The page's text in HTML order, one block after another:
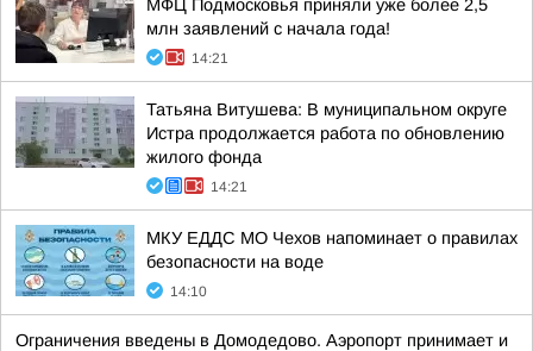
МФЦ Подмосковья приняли уже более 2,5
млн заявлений с начала года!
14:21
Татьяна Витушева: В муниципальном округе
Истра продолжается работа по обновлению
жилого фонда
14:21
МКУ ЕДДС МО Чехов напоминает о правилах
безопасности на воде
14:10
Ограничения введены в Домодедово. Аэропорт принимает и